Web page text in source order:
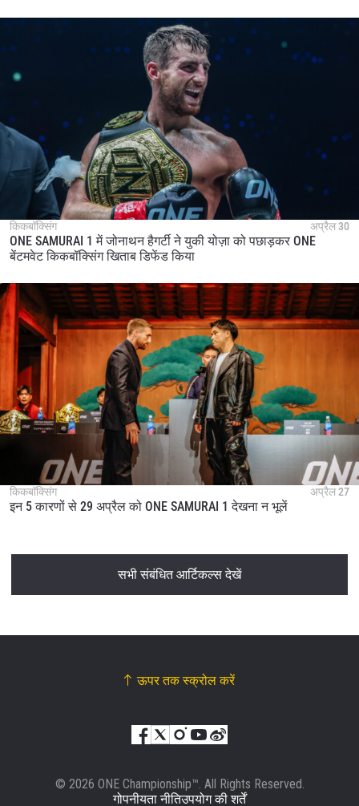
किकबॉक्सिंग अप्रैल 30
ONE SAMURAI 1 में जोनाथन हैगर्टी ने युकी योज़ा को पछाड़कर ONE
बेंटमवेट किकबॉक्सिंग खिताब डिफेंड किया
किकबॉक्सिंग अप्रैल 27
इन 5 कारणों से 29 अप्रैल को ONE SAMURAI 1 देखना न भूलें
सभी संबंधित आर्टिकल्स देखें
ऊपर तक स्क्रोल करें
© 2026 ONE Championship™. All Rights Reserved.
गोपनीयता नीतिउपयोग की शर्तें